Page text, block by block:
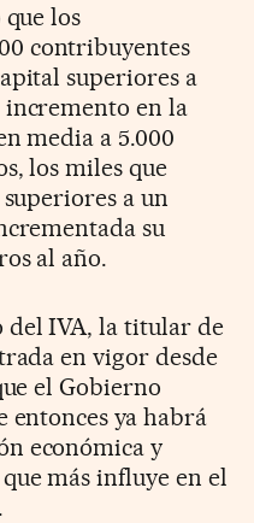
los
contribuyentes
superiores a
incremento en la
media a 5.000
los miles que
a un
su
al año.
del IVA, la titular de
en vigor desde
el Gobierno
entonces ya habrá
económica y
más influye en el